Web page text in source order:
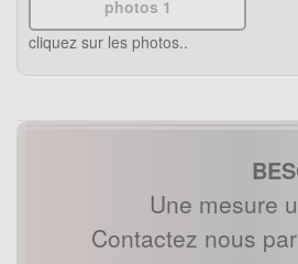
cliquez sur les photos..
Une mesure
Contactez nous